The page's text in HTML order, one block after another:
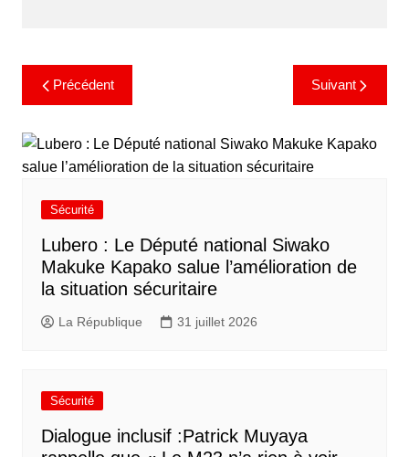
Précédent Suivant
Sécurité
Lubero : Le Député national Siwako
Makuke Kapako salue l’amélioration de
la situation sécuritaire
La République 31 juillet 2026
Sécurité
Dialogue inclusif :Patrick Muyaya